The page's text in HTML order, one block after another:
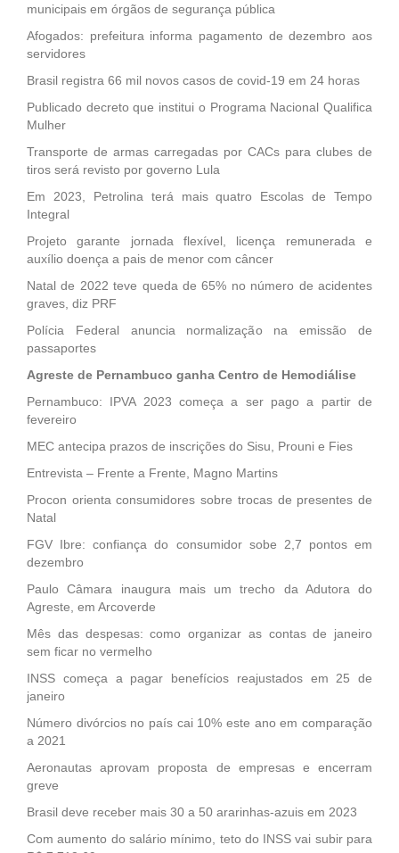
municipais em órgãos de segurança pública
Afogados: prefeitura informa pagamento de dezembro aos
servidores
Brasil registra 66 mil novos casos de covid-19 em 24 horas
Publicado decreto que institui o Programa Nacional Qualifica
Mulher
Transporte de armas carregadas por CACs para clubes de
tiros será revisto por governo Lula
Em 2023, Petrolina terá mais quatro Escolas de Tempo
Integral
Projeto garante jornada flexível, licença remunerada e
auxílio doença a pais de menor com câncer
Natal de 2022 teve queda de 65% no número de acidentes
graves, diz PRF
Polícia Federal anuncia normalização na emissão de
passaportes
Agreste de Pernambuco ganha Centro de Hemodiálise
Pernambuco: IPVA 2023 começa a ser pago a partir de
fevereiro
MEC antecipa prazos de inscrições do Sisu, Prouni e Fies
Entrevista – Frente a Frente, Magno Martins
Procon orienta consumidores sobre trocas de presentes de
Natal
FGV Ibre: confiança do consumidor sobe 2,7 pontos em
dezembro
Paulo Câmara inaugura mais um trecho da Adutora do
Agreste, em Arcoverde
Mês das despesas: como organizar as contas de janeiro
sem ficar no vermelho
INSS começa a pagar benefícios reajustados em 25 de
janeiro
Número divórcios no país cai 10% este ano em comparação
a 2021
Aeronautas aprovam proposta de empresas e encerram
greve
Brasil deve receber mais 30 a 50 ararinhas-azuis em 2023
Com aumento do salário mínimo, teto do INSS vai subir para